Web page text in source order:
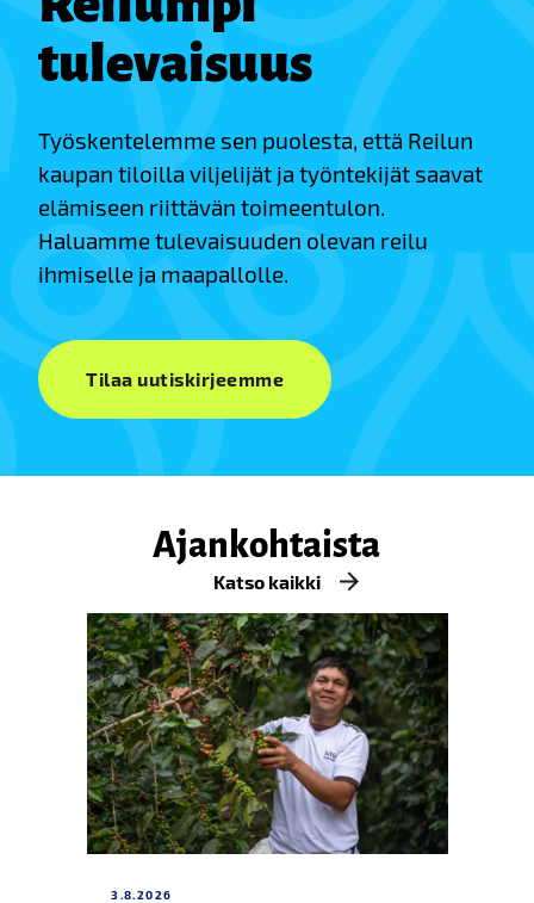
tulevaisuus
Työskentelemme sen puolesta, että Reilun
kaupan tiloilla viljelijät ja työntekijät saavat
elämiseen riittävän toimeentulon.
Haluamme tulevaisuuden olevan reilu
ihmiselle ja maapallolle.
Tilaa uutiskirjeemme
Ajankohtaista
Katso kaikki
3.8.2026